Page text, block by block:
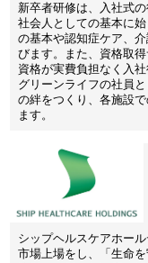
新卒者研修は、入社式
社会人としての基本に
の基本や認知症ケア、
びます。また、資格取
資格が実費負担なく入
グリーンライフの社員
の絆をつくり、各施設
ます。
シップヘルスケアホー
市場上場をし、「生命